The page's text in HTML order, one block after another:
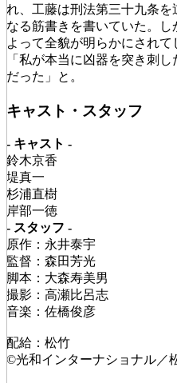
れ、工藤は刑法第三十九条
なる筋書きを書いていた。
よって全貌が明らかにされて
「私が本当に凶器を突き刺
だった」と。
キャスト・スタッフ
- キャスト -
鈴木京香
堤真一
杉浦直樹
岸部一徳
- スタッフ -
原作：永井泰宇
監督：森田芳光
脚本：大森寿美男
撮影：高瀬比呂志
音楽：佐橋俊彦
配給：松竹
©光和インターナショナル／